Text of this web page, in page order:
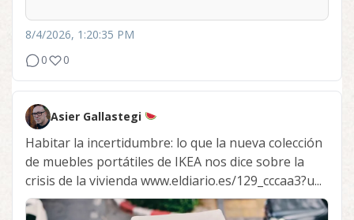
8/4/2026, 1:20:35 PM
0
0
Asier Gallastegi
Habitar la incertidumbre: lo que la nueva colección
de muebles portátiles de IKEA nos dice sobre la
crisis de la vivienda www.eldiario.es/129_cccaa3?u...